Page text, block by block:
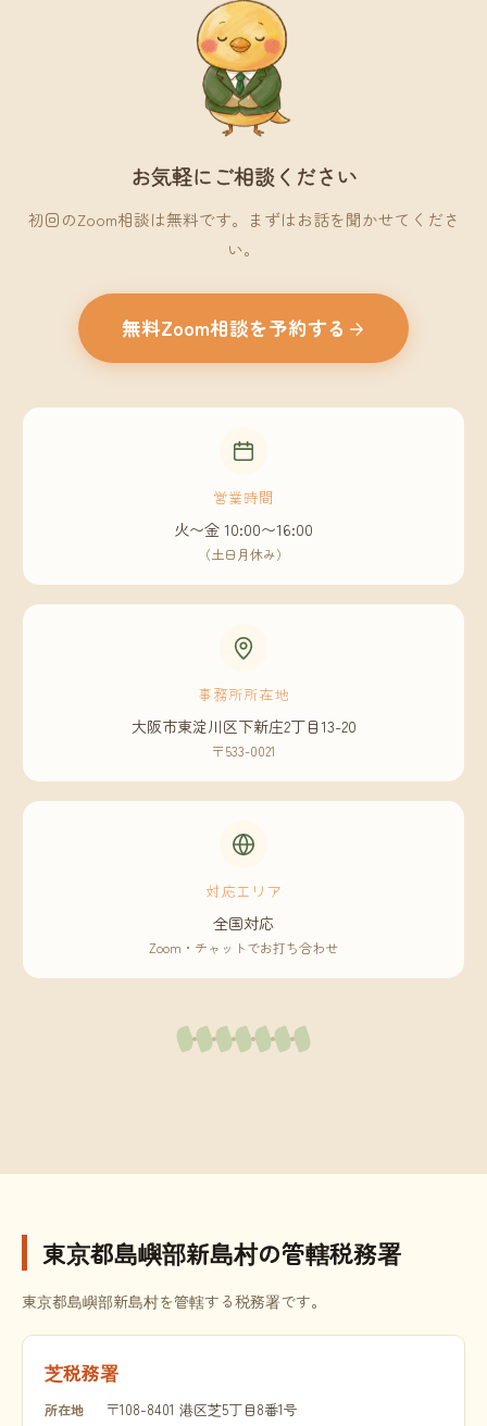
お気軽にご相談ください
初回のZoom相談は無料です。まずはお話を聞かせてくださ
い。
無料Zoom相談を予約する
営業時間
火〜金 10:00〜16:00
（土日月休み）
事務所所在地
大阪市東淀川区下新庄2丁目13-20
〒533-0021
対応エリア
全国対応
Zoom・チャットでお打ち合わせ
東京都島嶼部新島村の管轄税務署
東京都島嶼部新島村を管轄する税務署です。
芝税務署
所在地 〒108-8401 港区芝5丁目8番1号